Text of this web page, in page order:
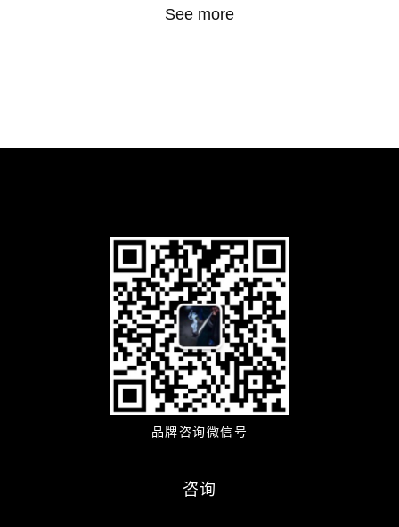
See more
品牌咨询微信号
咨询